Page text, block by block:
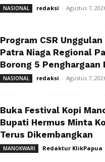
NASIONAL redaksi - Agustus 7,
Program CSR
Patra Niaga Regional
Borong 5 Penghargaan
NASIONAL redaksi - Agustus 7,
Buka Festival Kopi
Bupati Hermus Minta
Terus Dikembangkan
MANOKWARI Redaktur KlikPapua